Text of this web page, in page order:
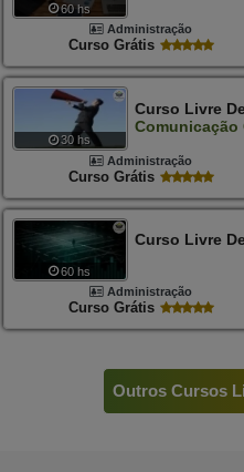
60 hs
Administração
Curso Grátis
30 hs
Curso Livre
Comunicação
Administração
Curso Grátis
60 hs
Curso Livre
Administração
Curso Grátis
Outros Cursos